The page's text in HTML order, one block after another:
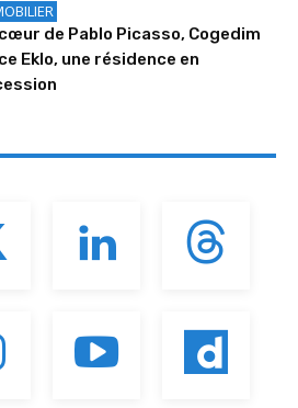
de Pablo Picasso, Cogedim
Eklo, une résidence en